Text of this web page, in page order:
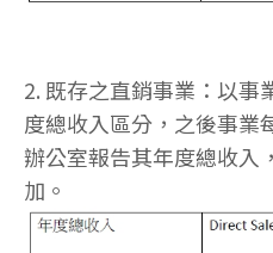
2. 既存之直銷事業：以事
度總收入區分，之後事業
辦公室報告其年度總收入
加。